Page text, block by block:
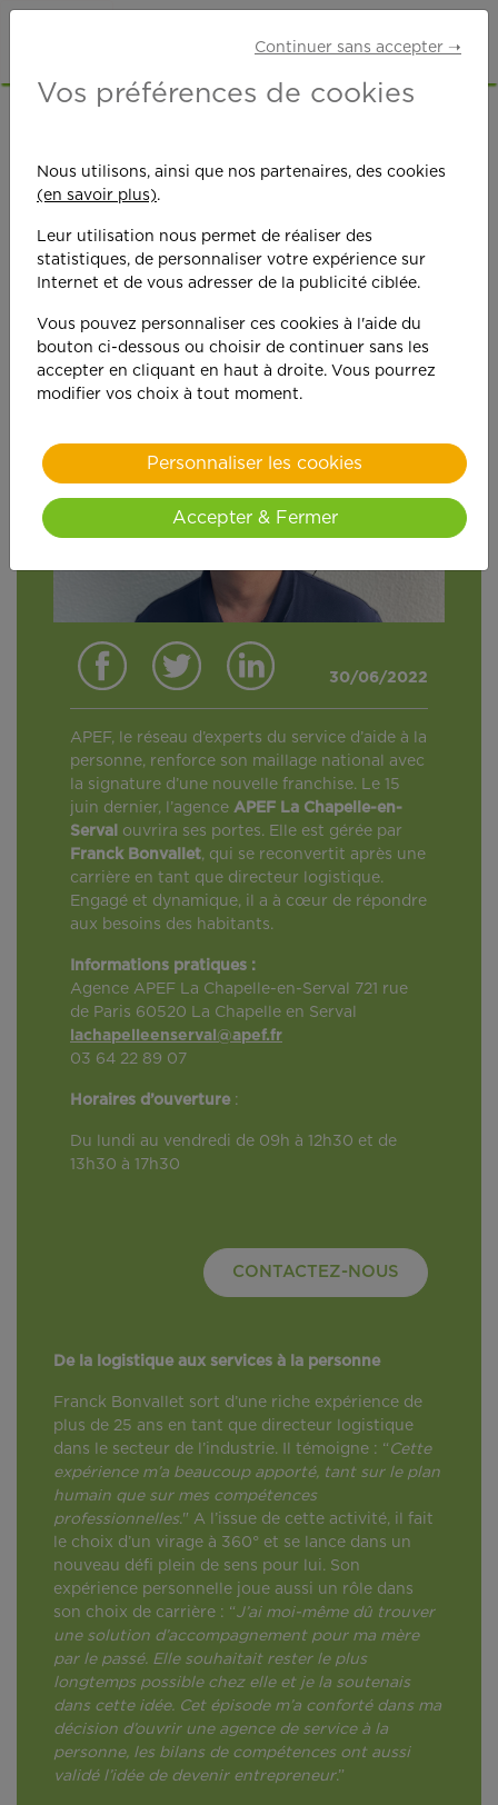
Ouverture d'une
agence APEF à
LA CHAPELLE-
EN-SERVAL
30/06/2022
APEF, le réseau d’experts du service d’aide à la
personne, renforce son maillage national avec
la signature d’une nouvelle franchise. Le 15
juin dernier, l’agence APEF La Chapelle-en-
Serval ouvrira ses portes. Elle est gérée par
Franck Bonvallet, qui se reconvertit après une
carrière en tant que directeur logistique.
Engagé et dynamique, il a à cœur de répondre
aux besoins des habitants.
Informations pratiques :
Agence APEF La Chapelle-en-Serval 721 rue
de Paris 60520 La Chapelle en Serval
lachapelleenserval@apef.fr
03 64 22 89 07
Horaires d’ouverture:
Du lundi au vendredi de 09h à 12h30 et de
13h30 à 17h30
CONTACTEZ-NOUS
De la logistique aux services à la personne
Franck Bonvallet sort d’une riche expérience de
plus de 25 ans en tant que directeur logistique
dans le secteur de l’industrie. Il témoigne : “ Cette
expérience m’a beaucoup apporté, tant sur le plan
humain que sur mes compétences
professionnelles." A l’issue de cette activité, il fait
le choix d’un virage à 360° et se lance dans un
nouveau défi plein de sens pour lui. Son
expérience personnelle joue aussi un rôle dans
son choix de carrière : “J’ai moi-même dû trouver
une solution d’accompagnement pour ma mère
par le passé. Elle souhaitait rester le plus
longtemps possible chez elle et je la soutenais
dans cette idée. Cet épisode m’a conforté dans ma
décision d’ouvrir une agence de service à la
personne, les bilans de compétences ont aussi
validé l’idée de devenir entrepreneur.”
Continuer sans accepter ➝
Vos préférences de cookies
Nous utilisons, ainsi que nos partenaires, des cookies
(en savoir plus).
Leur utilisation nous permet de réaliser des
statistiques, de personnaliser votre expérience sur
Internet et de vous adresser de la publicité ciblée.
Vous pouvez personnaliser ces cookies à l'aide du
bouton ci-dessous ou choisir de continuer sans les
accepter en cliquant en haut à droite. Vous pourrez
modifier vos choix à tout moment.
Personnaliser les cookies
Accepter & Fermer